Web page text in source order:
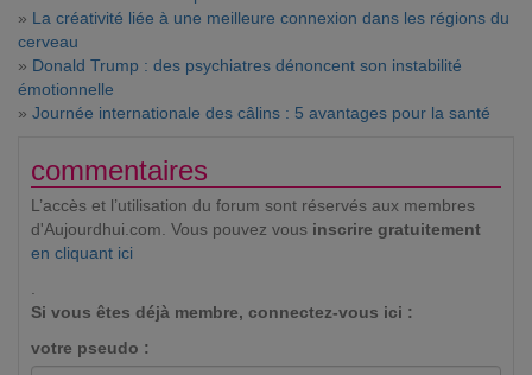
» La créativité liée à une meilleure connexion dans les régions du
cerveau
» Donald Trump : des psychiatres dénoncent son instabilité
émotionnelle
» Journée internationale des câlins : 5 avantages pour la santé
commentaires
L’accès et l’utilisation du forum sont réservés aux membres
d'Aujourdhui.com. Vous pouvez vous inscrire gratuitement
en cliquant ici
.
Si vous êtes déjà membre, connectez-vous ici :
votre pseudo :